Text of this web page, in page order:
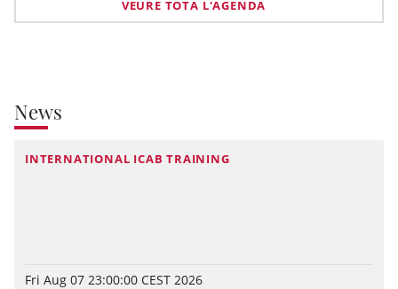
VEURE TOTA L'AGENDA
News
INTERNATIONAL ICAB TRAINING
Fri Aug 07 23:00:00 CEST 2026